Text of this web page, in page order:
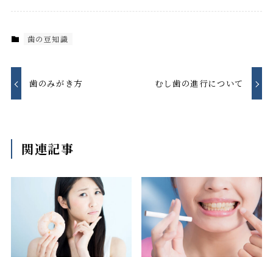
歯の豆知識
歯のみがき方 むし歯の進行について
関連記事